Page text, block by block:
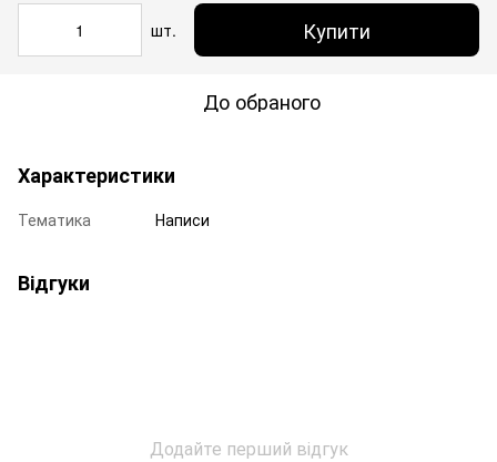
шт. Купити
До обраного
Характеристики
Тематика Написи
Відгуки
Додайте перший відгук